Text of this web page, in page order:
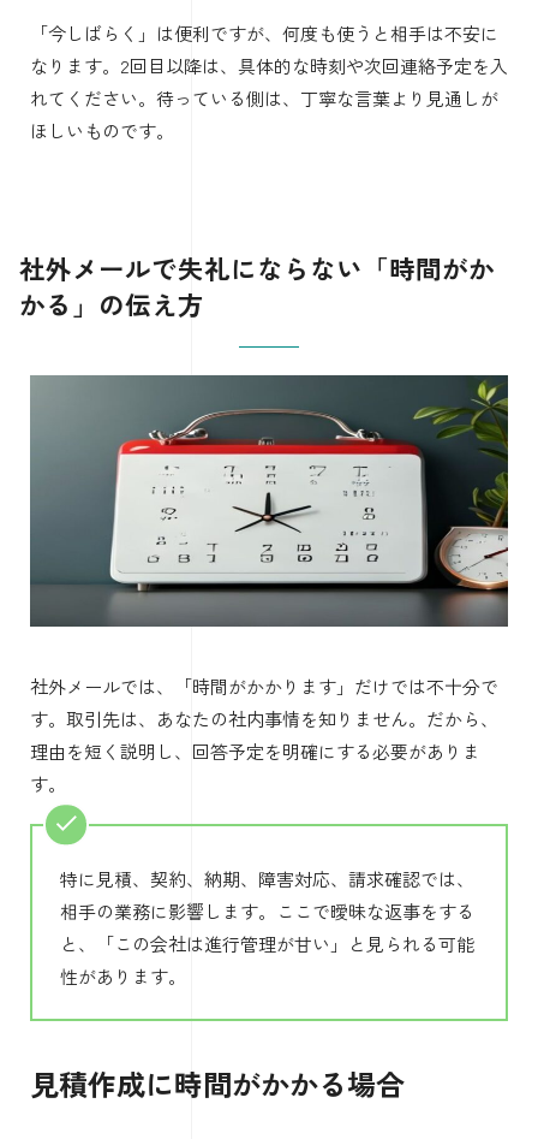
「今しばらく」は便利ですが、何度も使うと相手は不安に
なります。2回目以降は、具体的な時刻や次回連絡予定を入
れてください。待っている側は、丁寧な言葉より見通しが
ほしいものです。
社外メールで失礼にならない「時間がか
かる」の伝え方
社外メールでは、「時間がかかります」だけでは不十分で
す。取引先は、あなたの社内事情を知りません。だから、
理由を短く説明し、回答予定を明確にする必要がありま
す。
特に見積、契約、納期、障害対応、請求確認では、
相手の業務に影響します。ここで曖昧な返事をする
と、「この会社は進行管理が甘い」と見られる可能
性があります。
見積作成に時間がかかる場合